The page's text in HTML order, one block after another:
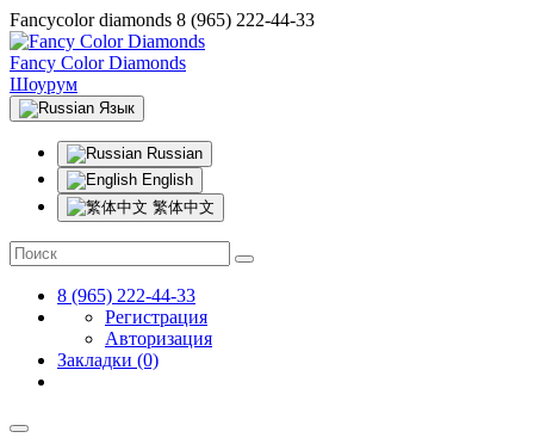
Fancycolor diamonds 8 (965) 222-44-33
Fancy Color Diamonds
Шоурум
Язык
Russian
English
繁体中文
8 (965) 222-44-33
Регистрация
Авторизация
Закладки (0)